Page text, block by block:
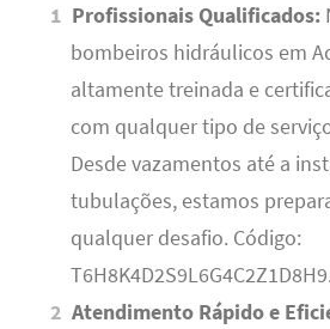
Profissionais Qualificados:
bombeiros hidráulicos em
altamente treinada e
com qualquer tipo de
Desde vazamentos até a
tubulações, estamos
qualquer desafio. Código:
T6H8K4D2S9L6G4C2Z1D8H9.
Atendimento Rápido e